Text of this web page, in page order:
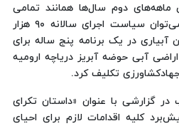
دوم سال‌ها همانند تمامی
سال‌های گذشته خواهد شد.می‌توان سیاست اجرای سالانه ۹۰ هزار
آبیاری در یک برنامه پنج ساله برای
آبی حوضه آبریز دریاچه ارومیه
تکلیف کرد.
در گزارشی با عنوان «داستان تکرای
کلیه اقدامات لازم برای احیای